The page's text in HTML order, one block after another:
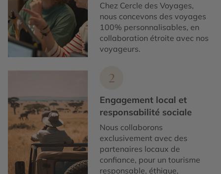
Chez Cercle des Voyages,
nous concevons des voyages
100% personnalisables, en
collaboration étroite avec nos
voyageurs.
2
Engagement local et
responsabilité sociale
Nous collaborons
exclusivement avec des
partenaires locaux de
confiance, pour un tourisme
responsable, éthique,